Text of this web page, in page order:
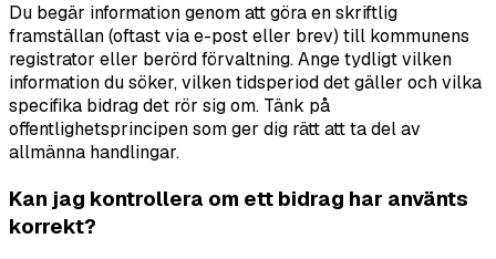
Du begär information genom att göra en skriftlig
framställan (oftast via e-post eller brev) till kommunens
registrator eller berörd förvaltning. Ange tydligt vilken
information du söker, vilken tidsperiod det gäller och vilka
specifika bidrag det rör sig om. Tänk på
offentlighetsprincipen som ger dig rätt att ta del av
allmänna handlingar.
Kan jag kontrollera om ett bidrag har använts
korrekt?